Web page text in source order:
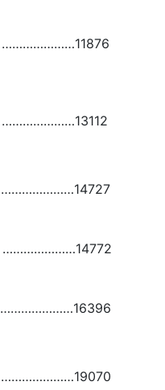
…………………11876
…………………13112
…………………14727
…………………14772
…………………16396
…………………19070